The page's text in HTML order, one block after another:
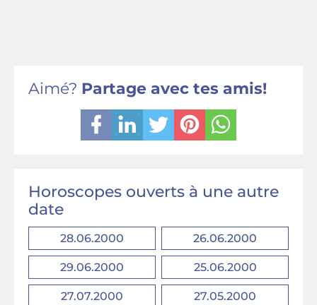
Aimé? Partage avec tes amis!
Horoscopes ouverts à une autre
date
28.06.2000 26.06.2000
29.06.2000 25.06.2000
27.07.2000 27.05.2000